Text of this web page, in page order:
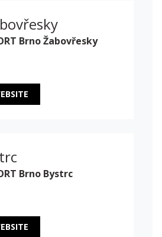
Brno Žabovřesky
Brno Bystrc